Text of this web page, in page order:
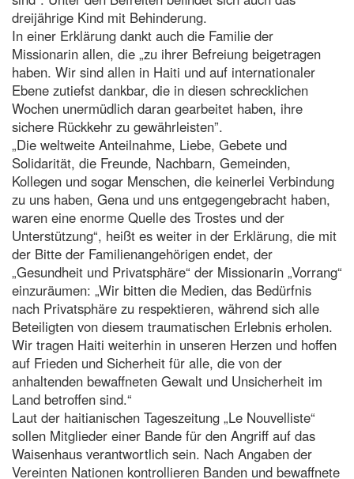
dreijährige Kind mit Behinderung.
In einer Erklärung dankt auch die Familie der
Missionarin allen, die „zu ihrer Befreiung beigetragen
haben. Wir sind allen in Haiti und auf internationaler
Ebene zutiefst dankbar, die in diesen schrecklichen
Wochen unermüdlich daran gearbeitet haben, ihre
sichere Rückkehr zu gewährleisten”.
„Die weltweite Anteilnahme, Liebe, Gebete und
Solidarität, die Freunde, Nachbarn, Gemeinden,
Kollegen und sogar Menschen, die keinerlei Verbindung
zu uns haben, Gena und uns entgegengebracht haben,
waren eine enorme Quelle des Trostes und der
Unterstützung“, heißt es weiter in der Erklärung, die mit
der Bitte der Familienangehörigen endet, der
„Gesundheit und Privatsphäre“ der Missionarin „Vorrang“
einzuräumen: „Wir bitten die Medien, das Bedürfnis
nach Privatsphäre zu respektieren, während sich alle
Beteiligten von diesem traumatischen Erlebnis erholen.
Wir tragen Haiti weiterhin in unseren Herzen und hoffen
auf Frieden und Sicherheit für alle, die von der
anhaltenden bewaffneten Gewalt und Unsicherheit im
Land betroffen sind.“
Laut der haitianischen Tageszeitung „Le Nouvelliste“
sollen Mitglieder einer Bande für den Angriff auf das
Waisenhaus verantwortlich sein. Nach Angaben der
Vereinten Nationen kontrollieren Banden und bewaffnete